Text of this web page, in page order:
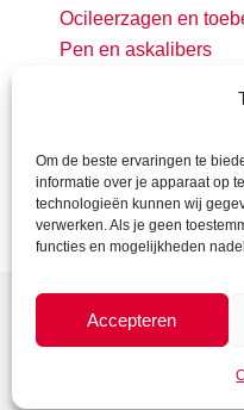
Om de beste ervaringen te
informatie over je apparaat op
technologieën kunnen wij
verwerken. Als je geen
functies en mogelijkheden
Accepteren
Ocileerzagen en
Pen en askalibers